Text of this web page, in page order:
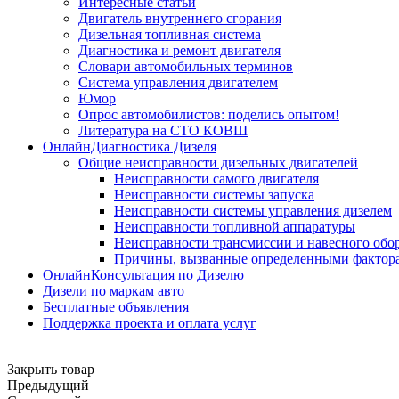
Двигатель внутреннего сгорания
Дизельная топливная система
Диагностика и ремонт двигателя
Словари автомобильных терминов
Система управления двигателем
Юмор
Опрос автомобилистов: поделись опытом!
Литература на СТО КОВШ
ОнлайнДиагностика Дизеля
Общие неисправности дизельных двигателей
Неисправности самого двигателя
Неисправности системы запуска
Неисправности системы управления дизелем
Неисправности топливной аппаратуры
Неисправности трансмиссии и навесного
Причины, вызванные определенными
ОнлайнКонсультация по Дизелю
Дизели по маркам авто
Бесплатные объявления
Поддержка проекта и оплата услуг
Закрыть товар
Предыдущий